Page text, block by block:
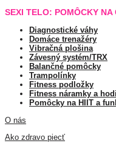
SEXI TELO: POMÔCKY NA
Diagnostické váhy
Domáce trenažéry
Vibračná plošina
Závesný systém/TRX
Balančné pomôcky
Trampolínky
Fitness podložky
Fitness náramky a
Pomôcky na HIIT a
O nás
Ako zdravo piecť